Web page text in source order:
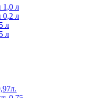
1,0 л
0,2 л
л
л